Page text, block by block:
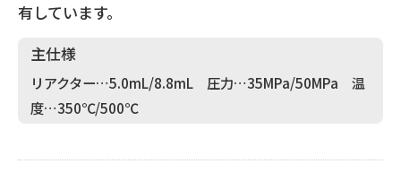
有しています。
主仕様
リアクター…5.0mL/8.8mL 圧力…35MPa/50MPa 温
度…350℃/500℃